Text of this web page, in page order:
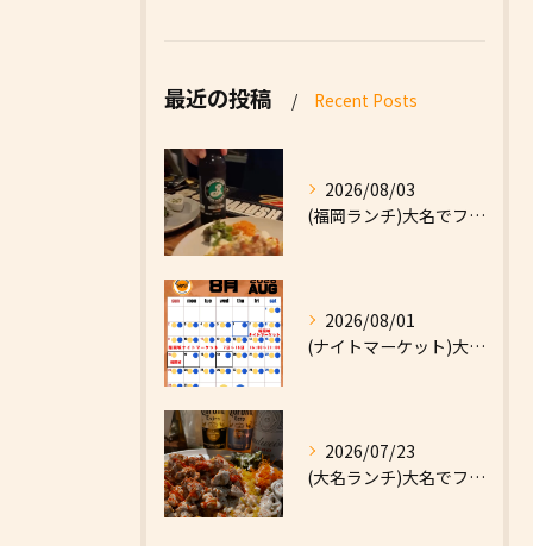
最近の投稿 Recent Posts
2026/08/03
(福岡ランチ)大名でファーストフードなら|High Five...
2026/08/01
(ナイトマーケット)大名でファーストフードなら|High F...
2026/07/23
(大名ランチ)大名でファーストフードなら|High Five...